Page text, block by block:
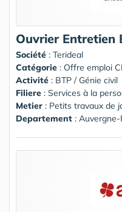
Ouvrier Entretien
Société : Terideal
Catégorie : Offre emploi
Activité : BTP / Génie civil
Filiere : Services à la
Metier : Petits travaux de
Departement :